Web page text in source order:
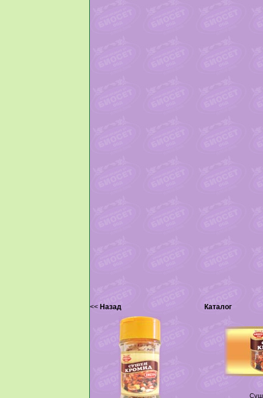
<< Назад Каталог